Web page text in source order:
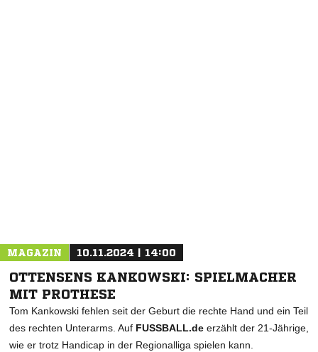
MAGAZIN 10.11.2024 | 14:00
OTTENSENS KANKOWSKI: SPIELMACHER
MIT PROTHESE
Tom Kankowski fehlen seit der Geburt die rechte Hand und ein Teil
des rechten Unterarms. Auf FUSSBALL.de erzählt der 21-Jährige,
wie er trotz Handicap in der Regionalliga spielen kann.